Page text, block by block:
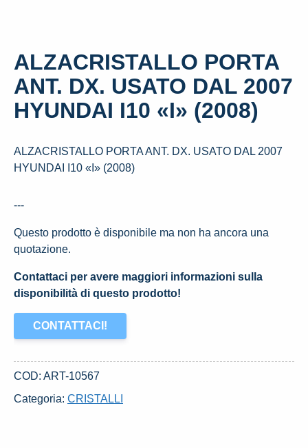
ALZACRISTALLO PORTA
ANT. DX. USATO DAL 2007
HYUNDAI I10 «I» (2008)
ALZACRISTALLO PORTA ANT. DX. USATO DAL 2007
HYUNDAI I10 «I» (2008)
---
Questo prodotto è disponibile ma non ha ancora una
quotazione.
Contattaci per avere maggiori informazioni sulla
disponibilità di questo prodotto!
CONTATTACI!
COD: ART-10567
Categoria: CRISTALLI